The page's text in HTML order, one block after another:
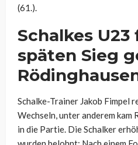
(61.).
Schalkes
späten Sieg
Schalke-Trainer Jakob Fimpel
Wechseln, unter anderem
in die Partie. Die Schalker